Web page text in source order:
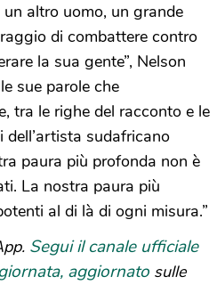
altro uomo, un grande
di combattere contro
la sua gente”, Nelson
sue parole che
tra le righe del racconto e le
sudafricano
paura più profonda non è
La nostra paura più
al di là di ogni misura.”
Segui il canale ufficiale
aggiornato sulle